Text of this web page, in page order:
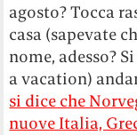
agosto? Tocca
casa (sapevate
nome, adesso?
a vacation)
si dice che
nuove Italia,